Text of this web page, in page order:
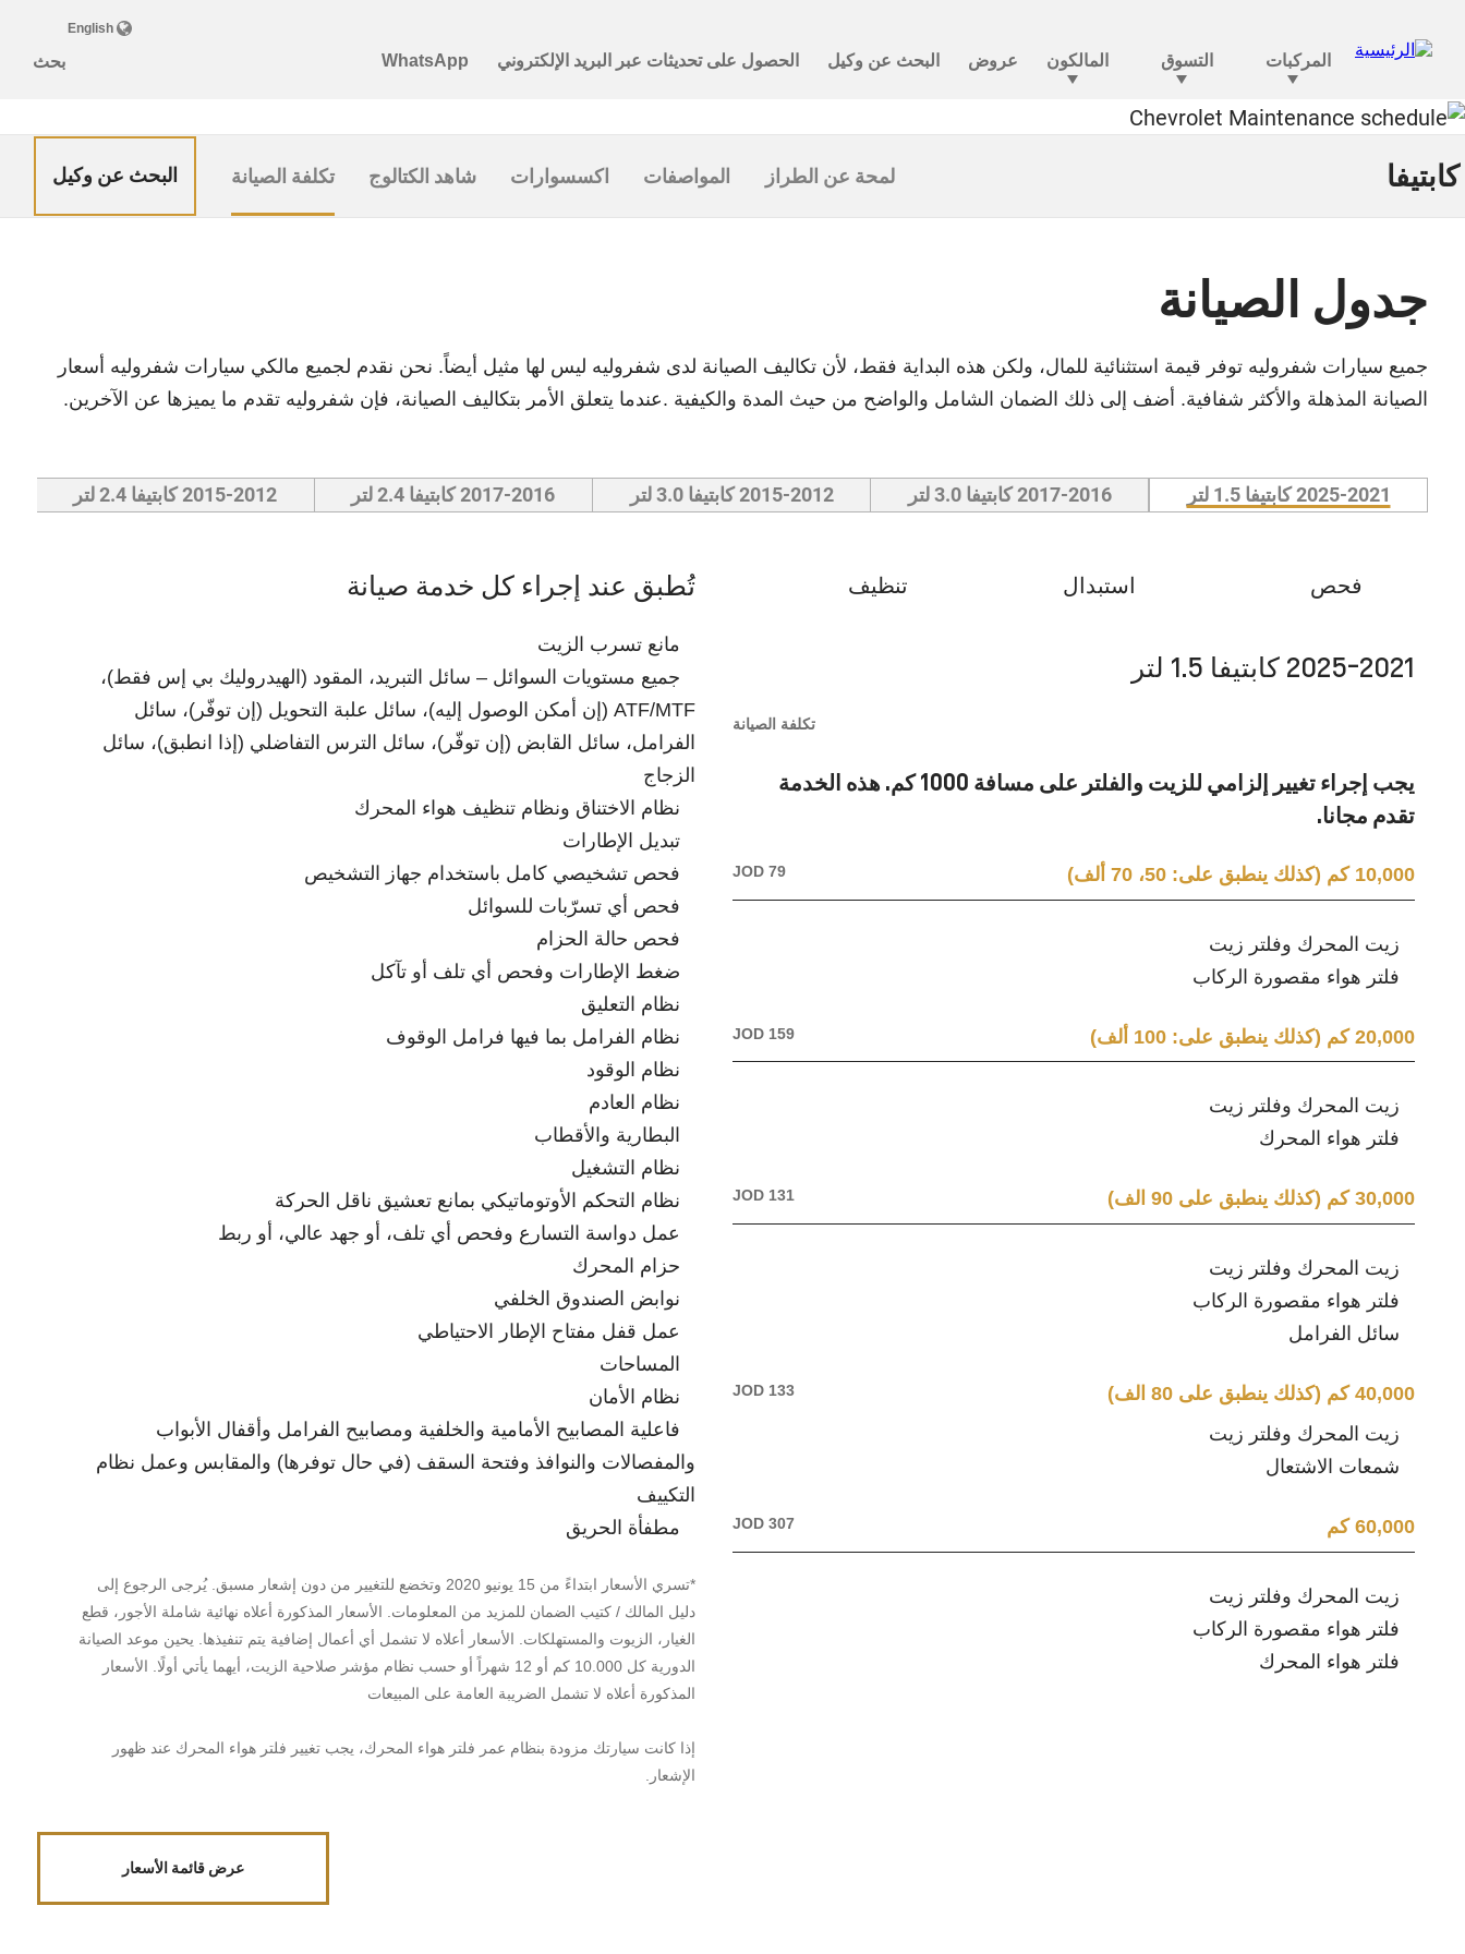
كابتيفا لمحة عن الطراز المواصفات اكسسوارات شاهد الكتالوج تكلفة الصيانة البحث عن وكيل
جدول الصيانة
جميع سيارات شفروليه توفر قيمة استثنائية للمال، ولكن هذه البداية فقط، لأن تكاليف الصيانة لدى شفروليه ليس لها مثيل أيضاً. نحن نقدم لجميع مالكي سيارات شفروليه أسعار
الصيانة المذهلة والأكثر شفافية. أضف إلى ذلك الضمان الشامل والواضح من حيث المدة والكيفية .عندما يتعلق الأمر بتكاليف الصيانة، فإن شفروليه تقدم ما يميزها عن الآخرين.
2025-2021 كابتيفا 1.5 لتر 2017-2016 كابتيفا 3.0 لتر 2015-2012 كابتيفا 3.0 لتر 2017-2016 كابتيفا 2.4 لتر 2015-2012 كابتيفا 2.4 لتر
فحص استبدال تنظيف
2025-2021 كابتيفا 1.5 لتر
تكلفة الصيانة
يجب إجراء تغيير إلزامي للزيت والفلتر على مسافة 1000 كم. هذه الخدمة
تقدم مجانا.
10,000 كم (كذلك ينطبق على: 50، 70 ألف) JOD 79
زيت المحرك وفلتر زيت
فلتر هواء مقصورة الركاب
20,000 كم (كذلك ينطبق على: 100 ألف) JOD 159
زيت المحرك وفلتر زيت
فلتر هواء المحرك
30,000 كم (كذلك ينطبق على 90 الف) JOD 131
زيت المحرك وفلتر زيت
فلتر هواء مقصورة الركاب
سائل الفرامل
40,000 كم (كذلك ينطبق على 80 الف) JOD 133
زيت المحرك وفلتر زيت
شمعات الاشتعال
60,000 كم JOD 307
زيت المحرك وفلتر زيت
فلتر هواء مقصورة الركاب
فلتر هواء المحرك
تُطبق عند إجراء كل خدمة صيانة
مانع تسرب الزيت
جميع مستويات السوائل – سائل التبريد، المقود (الهيدروليك بي إس فقط)،
ATF/MTF (إن أمكن الوصول إليه)، سائل علبة التحويل (إن توفّر)، سائل
الفرامل، سائل القابض (إن توفّر)، سائل الترس التفاضلي (إذا انطبق)، سائل
الزجاج
نظام الاختناق ونظام تنظيف هواء المحرك
تبديل الإطارات
فحص تشخيصي كامل باستخدام جهاز التشخيص
فحص أي تسرّبات للسوائل
فحص حالة الحزام
ضغط الإطارات وفحص أي تلف أو تآكل
نظام التعليق
نظام الفرامل بما فيها فرامل الوقوف
نظام الوقود
نظام العادم
البطارية والأقطاب
نظام التشغيل
نظام التحكم الأوتوماتيكي بمانع تعشيق ناقل الحركة
عمل دواسة التسارع وفحص أي تلف، أو جهد عالي، أو ربط
حزام المحرك
نوابض الصندوق الخلفي
عمل قفل مفتاح الإطار الاحتياطي
المساحات
نظام الأمان
فاعلية المصابيح الأمامية والخلفية ومصابيح الفرامل وأقفال الأبواب
والمفصالات والنوافذ وفتحة السقف (في حال توفرها) والمقابس وعمل نظام
التكييف
مطفأة الحريق
*تسري الأسعار ابتداءً من 15 يونيو 2020 وتخضع للتغيير من دون إشعار مسبق. يُرجى الرجوع إلى
دليل المالك / كتيب الضمان للمزيد من المعلومات. الأسعار المذكورة أعلاه نهائية شاملة الأجور، قطع
الغيار، الزيوت والمستهلكات. الأسعار أعلاه لا تشمل أي أعمال إضافية يتم تنفيذها. يحين موعد الصيانة
الدورية كل 10.000 كم أو 12 شهراً أو حسب نظام مؤشر صلاحية الزيت، أيهما يأتي أولًا. الأسعار
المذكورة أعلاه لا تشمل الضريبة العامة على المبيعات
إذا كانت سيارتك مزودة بنظام عمر فلتر هواء المحرك، يجب تغيير فلتر هواء المحرك عند ظهور
الإشعار.
عرض قائمة الأسعار